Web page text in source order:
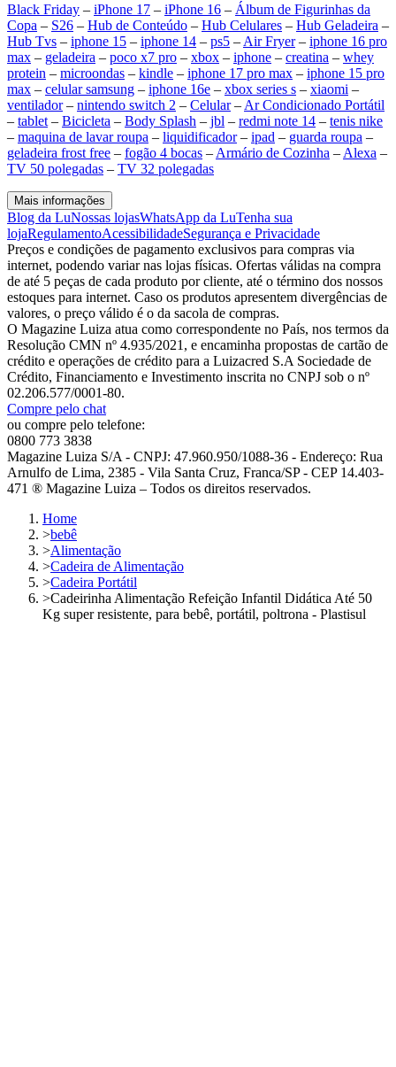
Black Friday – iPhone 17 – iPhone 16 – Álbum de Figurinhas da
Copa – S26 – Hub de Conteúdo – Hub Celulares – Hub Geladeira –
Hub Tvs – iphone 15 – iphone 14 – ps5 – Air Fryer– iphone 16 pro
max – geladeira – poco x7 pro – xbox – iphone – creatina – whey
protein – microondas – kindle – iphone 17 pro max – iphone 15 pro
max – celular samsung – iphone 16e – xbox series s – xiaomi –
ventilador– nintendo switch 2 – Celular– Ar Condicionado Portátil
– tablet – Bicicleta – Body Splash – jbl – redmi note 14 – tenis nike
– maquina de lavar roupa – liquidificador– ipad – guarda roupa –
geladeira frost free – fogão 4 bocas – Armário de Cozinha – Alexa –
TV 50 polegadas – TV 32 polegadas
Mais informações
Blog da LuNossas lojasWhatsApp da LuTenha sua
lojaRegulamentoAcessibilidadeSegurança e Privacidade
Preços e condições de pagamento exclusivos para compras via
internet, podendo variar nas lojas físicas. Ofertas válidas na compra
de até 5 peças de cada produto por cliente, até o término dos nossos
estoques para internet. Caso os produtos apresentem divergências de
valores, o preço válido é o da sacola de compras.
O Magazine Luiza atua como correspondente no País, nos termos da
Resolução CMN nº 4.935/2021, e encaminha propostas de cartão de
crédito e operações de crédito para a Luizacred S.A Sociedade de
Crédito, Financiamento e Investimento inscrita no CNPJ sob o nº
02.206.577/0001-80.
Compre pelo chat
ou compre pelo telefone:
0800 773 3838
Magazine Luiza S/A - CNPJ: 47.960.950/1088-36 - Endereço: Rua
Arnulfo de Lima, 2385 - Vila Santa Cruz, Franca/SP - CEP 14.403-
471 ® Magazine Luiza – Todos os direitos reservados.
Home
>bebê
>Alimentação
>Cadeira de Alimentação
>Cadeira Portátil
>Cadeirinha Alimentação Refeição Infantil Didática Até 50
Kg super resistente, para bebê, portátil, poltrona - Plastisul